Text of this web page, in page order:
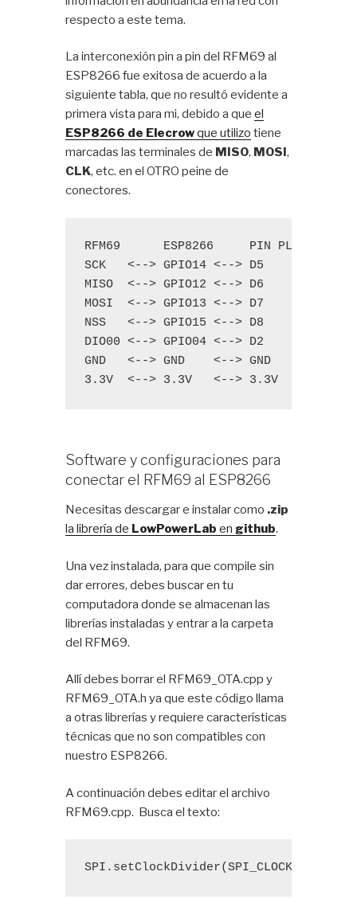
respecto a este tema.
La interconexión pin a pin del RFM69 al
ESP8266 fue exitosa de acuerdo a la
siguiente tabla, que no resultó evidente a
primera vista para mi, debido a queel
ESP8266 de Elecrowque utilizo tiene
marcadas las terminales de MISO, MOSI,
CLK, etc. en el OTRO peine de
conectores.
RFM69      ESP8266     PIN PLAQUETA
SCK   <--> GPIO14 <--> D5
MISO  <--> GPIO12 <--> D6
MOSI  <--> GPIO13 <--> D7
NSS   <--> GPIO15 <--> D8
DIO00 <--> GPIO04 <--> D2
GND   <--> GND    <--> GND
3.3V  <--> 3.3V   <--> 3.3V
Software y configuraciones para
conectar el RFM69 al ESP8266
Necesitas descargar e instalar como .zip
la librería de LowPowerLab engithub.
Una vez instalada, para que compile sin
dar errores, debes buscar en tu
computadora donde se almacenan las
librerías instaladas y entrar a la carpeta
del RFM69.
Allí debes borrar el RFM69_OTA.cpp y
RFM69_OTA.h ya que este código llama
a otras librerías y requiere características
técnicas que no son compatibles con
nuestro ESP8266.
A continuación debes editar el archivo
RFM69.cpp. Busca el texto:
SPI. setClockDivider(SPI_CLOCK_DIV4);